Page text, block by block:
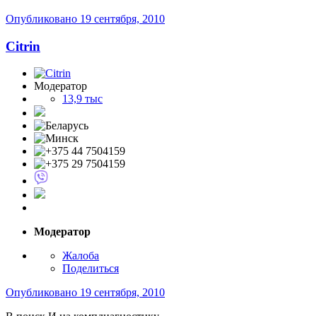
Опубликовано 19 сентября, 2010
Citrin
Модератор
13,9 тыс
Модератор
Жалоба
Поделиться
Опубликовано 19 сентября, 2010